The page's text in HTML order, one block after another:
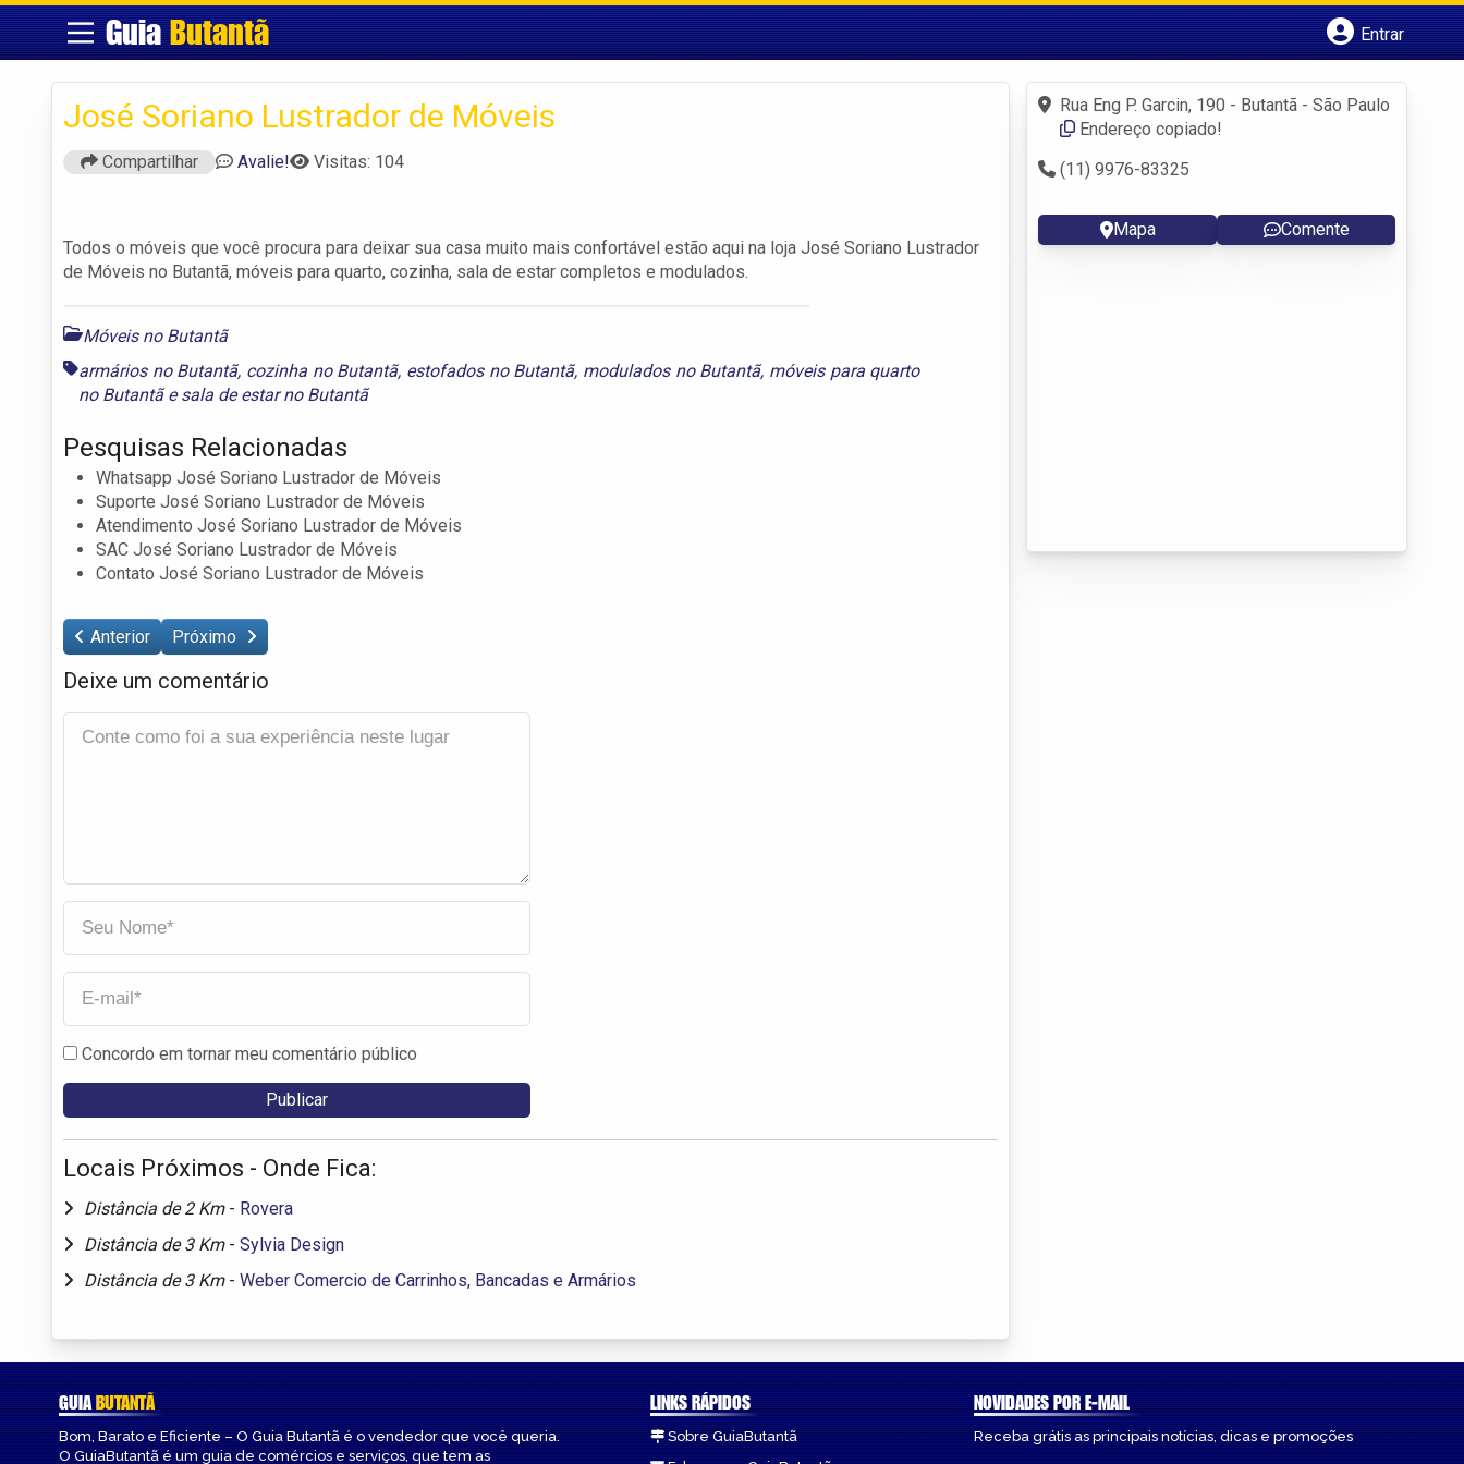
GuiaButantã
Entrar
Fazer login
Criar conta
José Soriano Lustrador de Móveis
Compartilhar Avalie! Visitas: 104
Todos o móveis que você procura para deixar sua casa muito mais confortável estão aqui na loja José Soriano Lustrador
de Móveis no Butantã, móveis para quarto, cozinha, sala de estar completos e modulados.
Móveis no Butantã
armários no Butantã, cozinha no Butantã, estofados no Butantã, modulados no Butantã, móveis para quarto
no Butantãesala de estar no Butantã
Pesquisas Relacionadas
Whatsapp José Soriano Lustrador de Móveis
Suporte José Soriano Lustrador de Móveis
Atendimento José Soriano Lustrador de Móveis
SAC José Soriano Lustrador de Móveis
Contato José Soriano Lustrador de Móveis
Anterior Próximo
Deixe um comentário
Concordo em tornar meu comentário público
Locais Próximos - Onde Fica:
Distância de 2 Km - Rovera
Distância de 3 Km - Sylvia Design
Distância de 3 Km - Weber Comercio de Carrinhos, Bancadas e Armários
Rua Eng P. Garcin, 190 - Butantã - São Paulo
Endereço copiado!
(11) 9976-83325
Mapa Comente
GUIABUTANTÃ
Bom, Barato e Eficiente – O Guia Butantã é o vendedor que você queria.
O GuiaButantã é um guia de comércios e serviços, que tem as
LINKS RÁPIDOS
Sobre GuiaButantã
NOVIDADES POR E-MAIL
Receba grátis as principais notícias, dicas e promoções